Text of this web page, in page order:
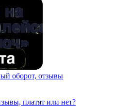
оборот, отзывы
платят или нет?